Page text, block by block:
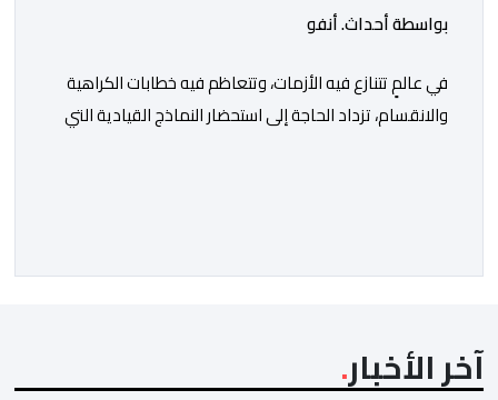
بواسطة أحداث. أنفو
في عالمٍ تتنازع فيه الأزمات، وتتعاظم فيه خطابات الكراهية
والانقسام، تزداد الحاجة إلى استحضار النماذج القيادية التي
تجربة ملكٍ استطاع أن يجعل […]
آخر الأخبار